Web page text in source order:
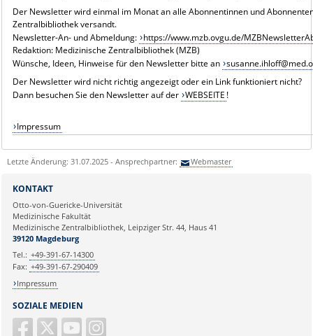
Der Newsletter wird einmal im Monat an alle Abonnentinnen und
Zentralbibliothek versandt.
Newsletter-An- und Abmeldung: https://www.mzb.ovgu.de/
Redaktion: Medizinische Zentralbibliothek (MZB)
Wünsche, Ideen, Hinweise für den Newsletter bitte an
Der Newsletter wird nicht richtig angezeigt oder ein Link funktioniert nicht?
Dann besuchen Sie den Newsletter auf der WEBSEITE !
Impressum
Letzte Änderung: 31.07.2025 - Ansprechpartner: Webmaster
SOZIALE MEDIEN
KONTAKT
Otto-von-Guericke-Universität
Medizinische Fakultät
Medizinische Zentralbibliothek, Leipziger Str. 44, Haus 41
39120 Magdeburg
Tel.: +49-391-67-14300
Fax: +49-391-67-290409
Impressum